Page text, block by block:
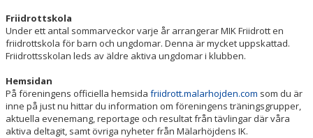
Friidrottskola
Under ett antal sommarveckor varje år arrangerar MIK Friidrott en
friidrottskola för barn och ungdomar. Denna är mycket uppskattad.
Friidrottsskolan leds av äldre aktiva ungdomar i klubben.
Hemsidan
På föreningens officiella hemsida friidrott.malarhojden.com som du är
inne på just nu hittar du information om föreningens träningsgrupper,
aktuella evenemang, reportage och resultat från tävlingar där våra
aktiva deltagit, samt övriga nyheter från Mälarhöjdens IK.